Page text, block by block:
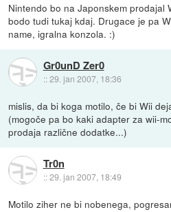
Nintendo bo na Japonskem prodajal
bodo tudi tukaj kdaj. Drugace je pa
name, igralna konzola. :)
Gr0unD Zer0
::29. jan 2007, 18:36
mislis, da bi koga motilo, če bi Wii
(mogoče pa bo kaki adapter za wii-
prodaja različne dodatke...)
Tr0n
::29. jan 2007, 18:49
Motilo ziher ne bi nobenega,